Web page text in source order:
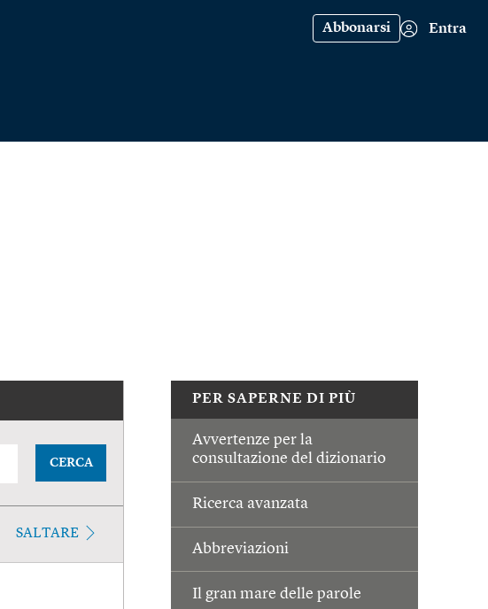
Abbonarsi Entra
PER SAPERNE DI PIÙ
Avvertenze per la
consultazione del dizionario
Ricerca avanzata
Abbreviazioni
Il gran mare delle parole
CERCA
SALTARE